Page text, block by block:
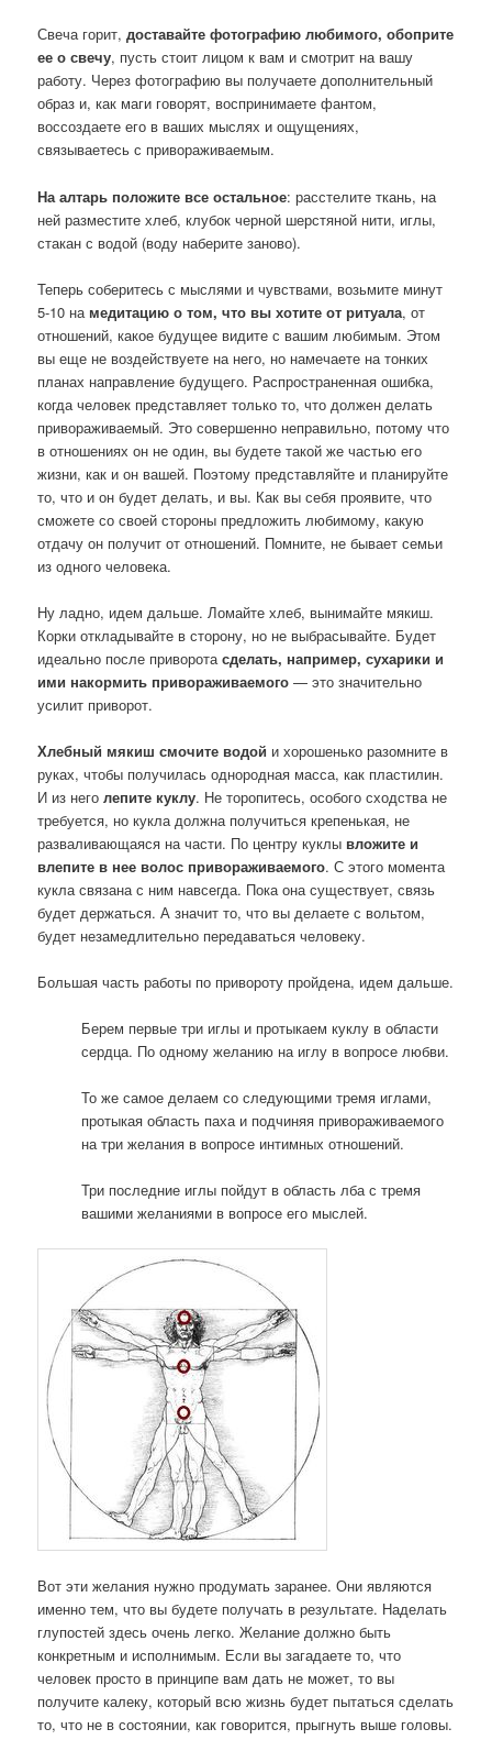
Свеча горит,доставайте фотографию любимого, обоприте
ее о свечу, пусть стоит лицом к вам и смотрит на вашу
работу. Через фотографию вы получаете дополнительный
образ и, как маги говорят, воспринимаете фантом,
воссоздаете его в ваших мыслях и ощущениях,
связываетесь с привораживаемым.
На алтарь положите все остальное: расстелите ткань, на
ней разместите хлеб, клубок черной шерстяной нити, иглы,
стакан с водой (воду наберите заново).
Теперь соберитесь с мыслями и чувствами, возьмите минут
5-10 на медитацию о том, что вы хотите от ритуала, от
отношений, какое будущее видите с вашим любимым. Этом
вы еще не воздействуете на него, но намечаете на тонких
планах направление будущего. Распространенная ошибка,
когда человек представляет только то, что должен делать
привораживаемый. Это совершенно неправильно, потому что
в отношениях он не один, вы будете такой же частью его
жизни, как и он вашей. Поэтому представляйте и планируйте
то, что и он будет делать, и вы. Как вы себя проявите, что
сможете со своей стороны предложить любимому, какую
отдачу он получит от отношений. Помните, не бывает семьи
из одного человека.
Ну ладно, идем дальше. Ломайте хлеб, вынимайте мякиш.
Корки откладывайте в сторону, но не выбрасывайте. Будет
идеально после приворотасделать, например, сухарики и
ими накормить привораживаемого — это значительно
усилит приворот.
Хлебный мякиш смочите водой и хорошенько разомните в
руках, чтобы получилась однородная масса, как пластилин.
И из неголепите куклу. Не торопитесь, особого сходства не
требуется, но кукла должна получиться крепенькая, не
разваливающаяся на части. По центру куклы вложите и
влепите в нее волос привораживаемого. С этого момента
кукла связана с ним навсегда. Пока она существует, связь
будет держаться. А значит то, что вы делаете с вольтом,
будет незамедлительно передаваться человеку.
Большая часть работы по привороту пройдена, идем дальше.
Берем первые три иглы и протыкаем куклу в области
сердца. По одному желанию на иглу в вопросе любви.
То же самое делаем со следующими тремя иглами,
протыкая область паха и подчиняя привораживаемого
на три желания в вопросе интимных отношений.
Три последние иглы пойдут в область лба с тремя
вашими желаниями в вопросе его мыслей.
Вот эти желания нужно продумать заранее. Они являются
именно тем, что вы будете получать в результате. Наделать
глупостей здесь очень легко. Желание должно быть
конкретным и исполнимым. Если вы загадаете то, что
человек просто в принципе вам дать не может, то вы
получите калеку, который всю жизнь будет пытаться сделать
то, что не в состоянии, как говорится, прыгнуть выше головы.